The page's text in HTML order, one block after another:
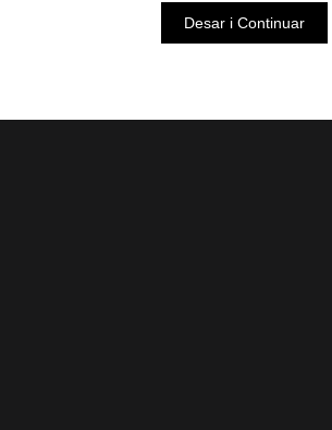
Desar i Continuar